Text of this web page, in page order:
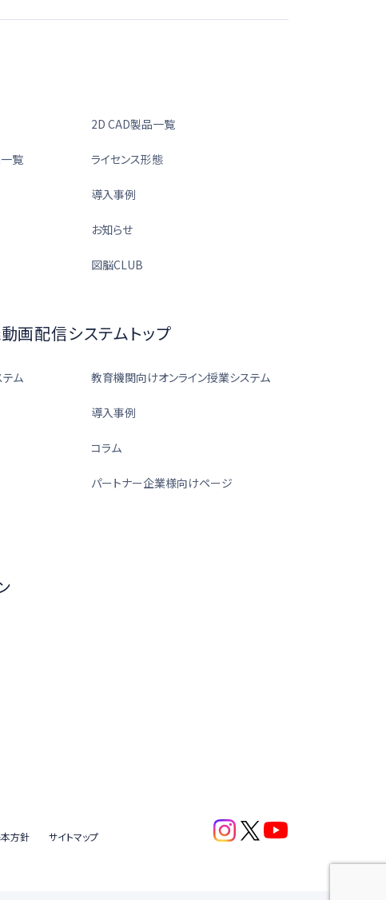
2D CAD製品一覧
覧 ライセンス形態
導入事例
お知らせ
図脳CLUB
画配信システムトップ
ム 教育機関向けオンライン授業システム
導入事例
コラム
パートナー企業様向けページ
本方針 サイトマップ